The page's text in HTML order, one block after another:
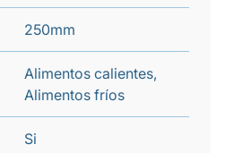
250mm
Alimentos calientes,
Alimentos fríos
Si